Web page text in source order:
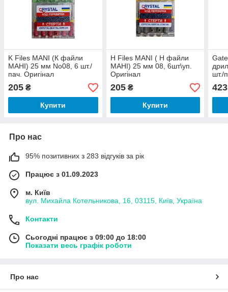
K Files MANI (К файли
МАНІ) 25 мм No08, 6 шт./
пач. Оригінал
205 ₴
Купити
H Files MANI ( Н файли
МАНІ) 25 мм 08, 6шт\уп.
Оригінал
205₴
Купити
шт./
423
Про нас
95% позитивних з 283 відгуків за рік
Працює з 01.09.2023
м. Київ
вул. Михайла Котельникова, 16, 03115, Київ, Україна
Контакти
Сьогодні працює з 09:00 до 18:00
Показати весь графік роботи
Про нас